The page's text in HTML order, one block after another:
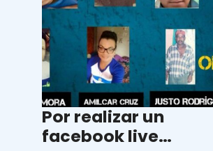
Por realizar un
facebook live